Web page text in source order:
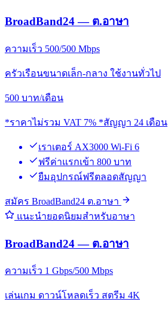
BroadBand24 — ต.อาษา
ความเร็ว 500/500 Mbps
ครัวเรือนขนาดเล็ก-กลาง ใช้งานทั่วไป
500 บาท/เดือน
*ราคาไม่รวม VAT 7% *สัญญา 24 เดือน
เราเตอร์ AX3000 Wi-Fi 6
ฟรีค่าแรกเข้า 800 บาท
ยืมอุปกรณ์ฟรีตลอดสัญญา
สมัคร BroadBand24 ต.อาษา
แนะนำยอดนิยมสำหรับอาษา
BroadBand24 — ต.อาษา
ความเร็ว 1 Gbps/500 Mbps
เล่นเกม ดาวน์โหลดเร็ว สตรีม 4K